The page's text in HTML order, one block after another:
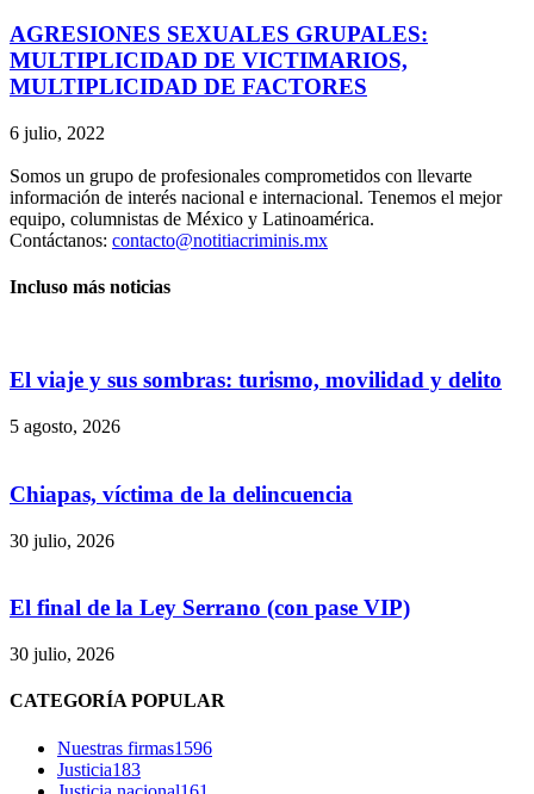
Bluesky
AGRESIONES SEXUALES GRUPALES:
MULTIPLICIDAD DE VICTIMARIOS,
MULTIPLICIDAD DE FACTORES
6 julio, 2022
Somos un grupo de profesionales comprometidos con llevarte
información de interés nacional e internacional. Tenemos el mejor
equipo, columnistas de México y Latinoamérica.
Contáctanos: contacto@notitiacriminis.mx
Incluso más noticias
El viaje y sus sombras: turismo, movilidad y delito
5 agosto, 2026
Chiapas, víctima de la delincuencia
30 julio, 2026
El final de la Ley Serrano (con pase VIP)
30 julio, 2026
CATEGORÍA POPULAR
Nuestras firmas1596
Justicia183